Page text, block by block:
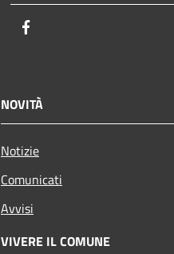
NOVITÀ
Notizie
Comunicati
Avvisi
VIVERE IL COMUNE